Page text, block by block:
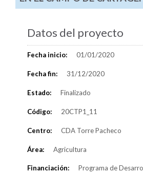
Datos del proyecto
Fecha inicio: 01/01/2020
Fecha fin: 31/12/2020
Estado: Finalizado
Código: 20CTP1_11
Centro: CDA Torre Pacheco
Área: Agricultura
Financiación:
Programa de